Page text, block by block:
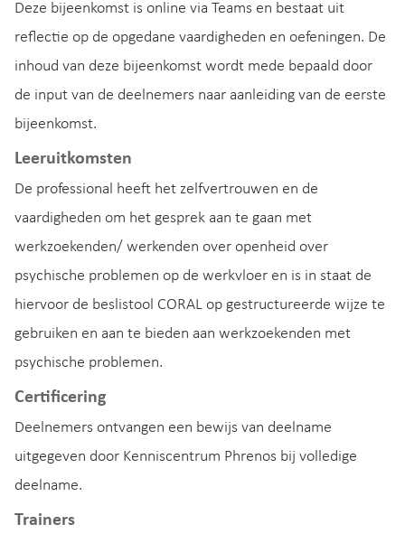
Deze bijeenkomst is online via Teams en bestaat uit
reflectie op de opgedane vaardigheden en oefeningen. De
inhoud van deze bijeenkomst wordt mede bepaald door
de input van de deelnemers naar aanleiding van de eerste
bijeenkomst.
Leeruitkomsten
De professional heeft het zelfvertrouwen en de
vaardigheden om het gesprek aan te gaan met
werkzoekenden/ werkenden over openheid over
psychische problemen op de werkvloer en is in staat de
hiervoor de beslistool CORAL op gestructureerde wijze te
gebruiken en aan te bieden aan werkzoekenden met
psychische problemen.
Certificering
Deelnemers ontvangen een bewijs van deelname
uitgegeven door Kenniscentrum Phrenos bij volledige
deelname.
Trainers